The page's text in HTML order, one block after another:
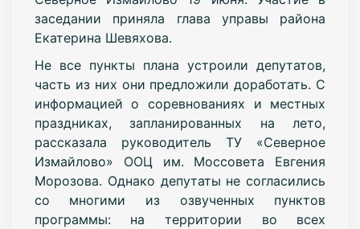
заседании приняла глава управы района
Екатерина Шевяхова.
Не все пункты плана устроили депутатов,
часть из них они предложили доработать. С
информацией о соревнованиях и местных
праздниках, запланированных на лето,
рассказала руководитель ТУ «Северное
Измайлово» ООЦ им. Моссовета Евгения
Морозова. Однако депутаты не согласились
со многими из озвученных пунктов
программы: на территории во всех